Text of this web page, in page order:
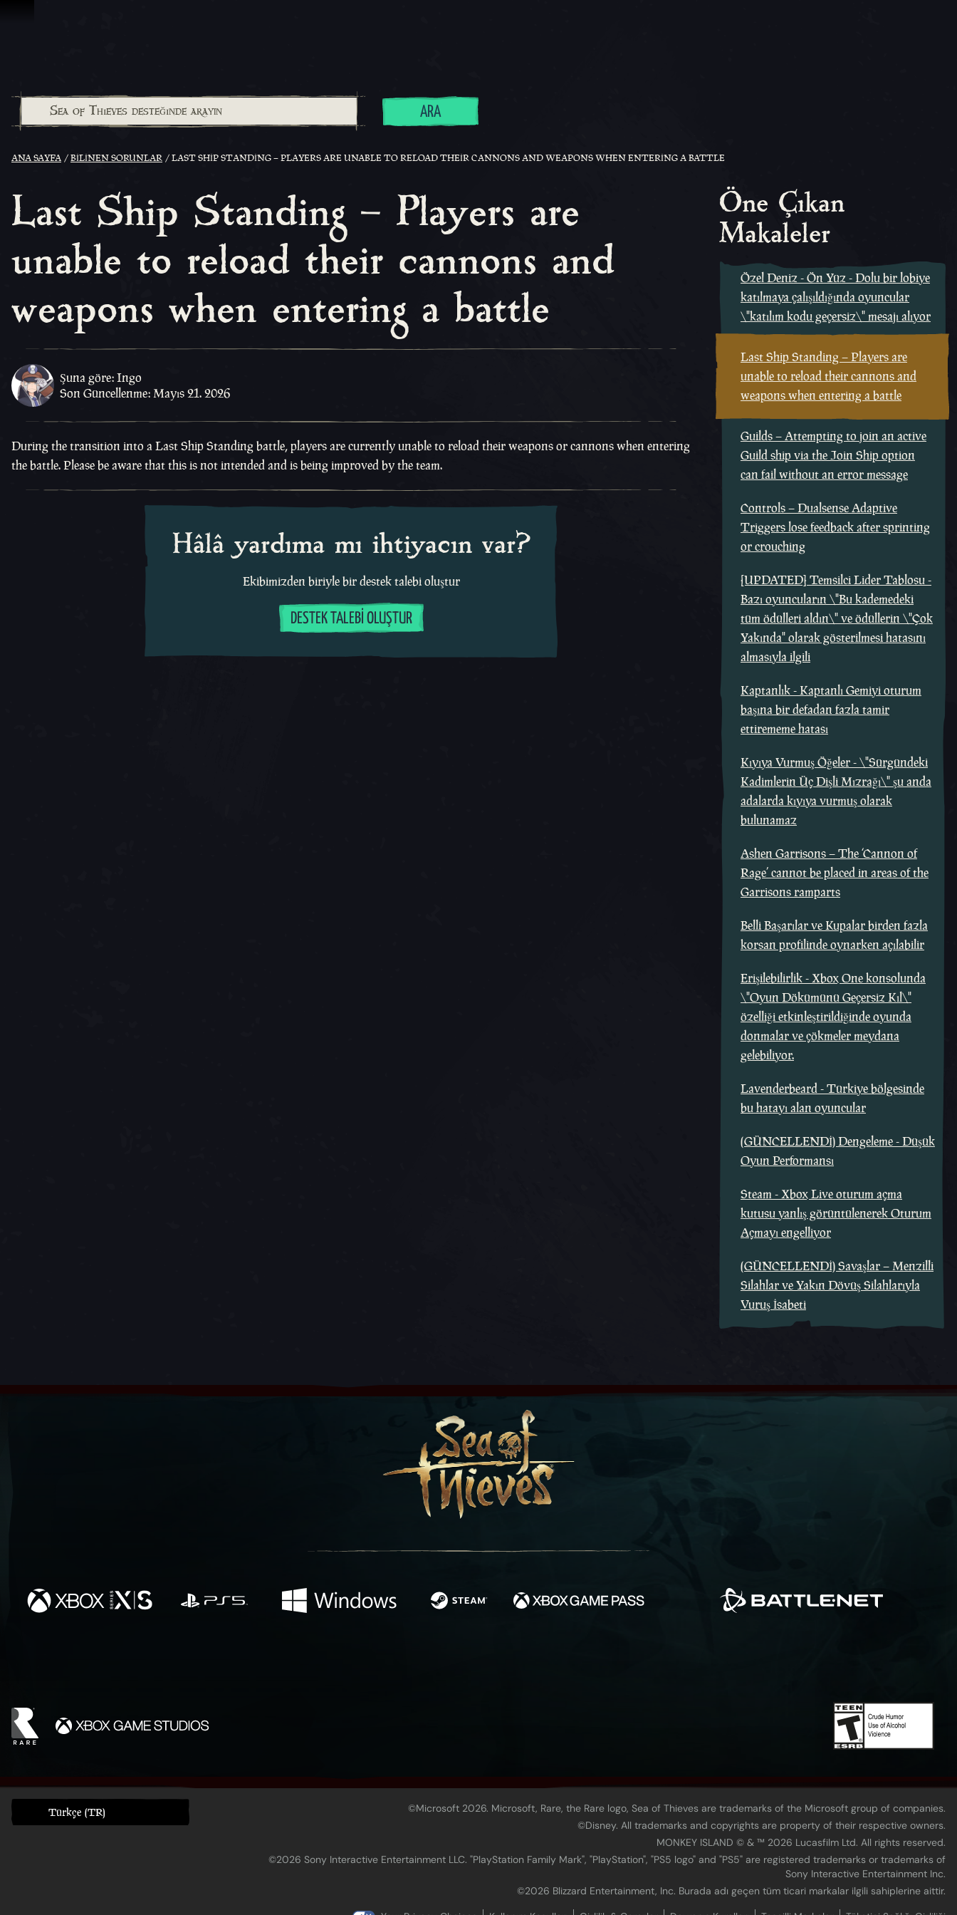
ARA
ANA SAYFA BILINEN SORUNLAR LAST SHIP STANDING – PLAYERS ARE UNABLE TO RELOAD THEIR CANNONS AND WEAPONS WHEN ENTERING A BATTLE
Last Ship Standing – Players are
unable to reload their cannons and
weapons when entering a battle
Şuna göre: Ingo
Son Güncellenme: Mayıs 21. 2026
During the transition into a Last Ship Standing battle, players are currently unable to reload their weapons or cannons when entering
the battle. Please be aware that this is not intended and is being improved by the team.
Hâlâ yardıma mı ihtiyacın var?
Ekibimizden biriyle bir destek talebi oluştur
DESTEK TALEBI OLUŞTUR
Öne Çıkan
Makaleler
Özel Deniz - Ön Yüz - Dolu bir lobiye
katılmaya çalışıldığında oyuncular
\"katılım kodu geçersiz\" mesajı alıyor
Last Ship Standing – Players are
unable to reload their cannons and
weapons when entering a battle
Guilds – Attempting to join an active
Guild ship via the Join Ship option
can fail without an error message
Controls – Dualsense Adaptive
Triggers lose feedback after sprinting
or crouching
[UPDATED] Temsilci Lider Tablosu -
Bazı oyuncuların \"Bu kademedeki
tüm ödülleri aldın\" ve ödüllerin \"Çok
Yakında" olarak gösterilmesi hatasını
almasıyla ilgili
Kaptanlık - Kaptanlı Gemiyi oturum
başına bir defadan fazla tamir
ettirememe hatası
Kıyıya Vurmuş Öğeler - \"Sürgündeki
Kadimlerin Üç Dişli Mızrağı\" şu anda
adalarda kıyıya vurmuş olarak
bulunamaz
Ashen Garrisons – The ‘Cannon of
Rage’ cannot be placed in areas of the
Garrisons ramparts
Belli Başarılar ve Kupalar birden fazla
korsan profilinde oynarken açılabilir
Erişilebilirlik - Xbox One konsolunda
\"Oyun Dökümünü Geçersiz Kıl\"
özelliği etkinleştirildiğinde oyunda
donmalar ve çökmeler meydana
gelebiliyor.
Lavenderbeard - Türkiye bölgesinde
bu hatayı alan oyuncular
(GÜNCELLENDİ) Dengeleme - Düşük
Oyun Performansı
Steam - Xbox Live oturum açma
kutusu yanlış görüntülenerek Oturum
Açmayı engelliyor
(GÜNCELLENDİ) Savaşlar – Menzilli
Silahlar ve Yakın Dövüş Silahlarıyla
Vuruş İsabeti
Türkçe (TR)
©Microsoft 2026. Microsoft, Rare, the Rare logo, Sea of Thieves are trademarks of the Microsoft group of companies.
©Disney. All trademarks and copyrights are property of their respective owners.
MONKEY ISLAND © & ™ 20‍26 Lucasfilm Ltd. All rights reserved.
©2026 Sony Interactive Entertainment LLC. "PlayStation Family Mark", "PlayStation", "PS5 logo" and "PS5" are registered trademarks or trademarks of
Sony Interactive Entertainment Inc.
©2026 Blizzard Entertainment, Inc. Burada adı geçen tüm ticari markalar ilgili sahiplerine aittir.